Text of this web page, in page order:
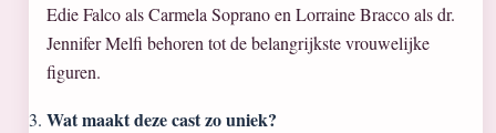
Edie Falco als Carmela Soprano en Lorraine Bracco als dr.
Jennifer Melfi behoren tot de belangrijkste vrouwelijke
figuren.
Wat maakt deze cast zo uniek?